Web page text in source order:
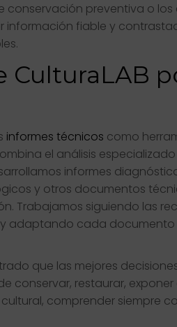
conservación preventiva o
información fiable y
CulturaLAB
informes técnicos como
el análisis
informes
y otros documentos
Trabajamos siguiendo las
adaptando cada
que las mejores
conservar, restaurar,
comprender siempre